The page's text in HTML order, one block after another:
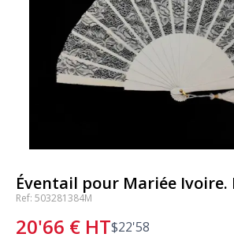
Éventail pour Mariée Ivoire.
Ref: 503281384M
20'66 € HT$22'58